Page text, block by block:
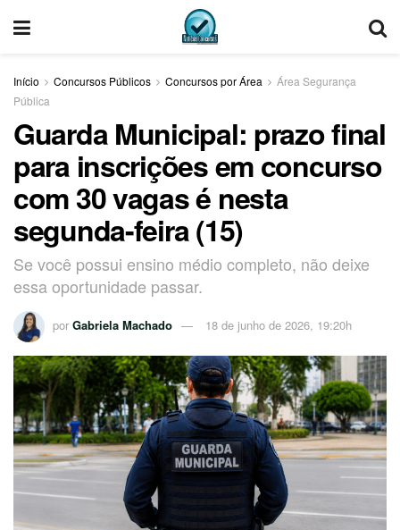
Início Concursos Públicos Concursos por Área
Área Segurança
Pública
Guarda Municipal: prazo final
para inscrições em concurso
com 30 vagas é nesta
segunda-feira (15)
Se você possui ensino médio completo, não deixe
essa oportunidade passar.
por Gabriela Machado 18 de junho de 2026, 19:20h